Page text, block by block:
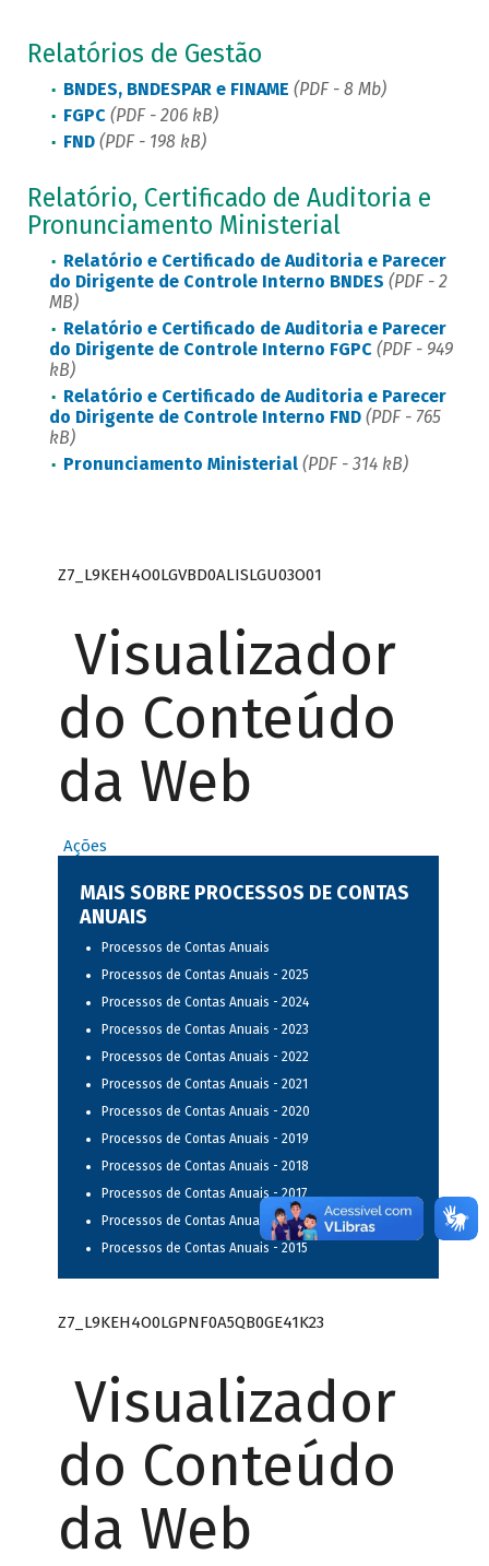
Relatórios de Gestão
BNDES, BNDESPAR e FINAME (PDF - 8 Mb)
FGPC (PDF - 206kB)
FND (PDF - 198 kB)
Relatório, Certificado de Auditoria e
Pronunciamento Ministerial
Relatório e Certificado de Auditoria e Parecer
do Dirigente de Controle Interno BNDES​ (PDF - 2
MB)
Relatório e Certificado de Auditoria e Parecer
do Dirigente de Controle Interno FGPC (PDF - 949
kB)
Relatório e Certificado de Auditoria e Parecer
do Dirigente de Controle Interno FND (PDF - 765
kB)
Pronunciamento Ministerial (PDF - 314 kB)
Z7_L9KEH4O0LGVBD0ALISLGU03O01
Visualizador
do Conteúdo
da Web
Ações
MAIS SOBRE PROCESSOS DE CONTAS
ANUAIS
Processos de Contas Anuais
Processos de Contas Anuais - 2025
Processos de Contas Anuais - 2024
Processos de Contas Anuais - 2023
Processos de Contas Anuais - 2022
Processos de Contas Anuais - 2021
Processos de Contas Anuais - 2020
Processos de Contas Anuais - 2019
Processos de Contas Anuais - 2018
Processos de Contas Anuais - 2017
Processos de Contas Anuais - 2016
Processos de Contas Anuais - 2015
Z7_L9KEH4O0LGPNF0A5QB0GE41K23
Visualizador
do Conteúdo
da Web